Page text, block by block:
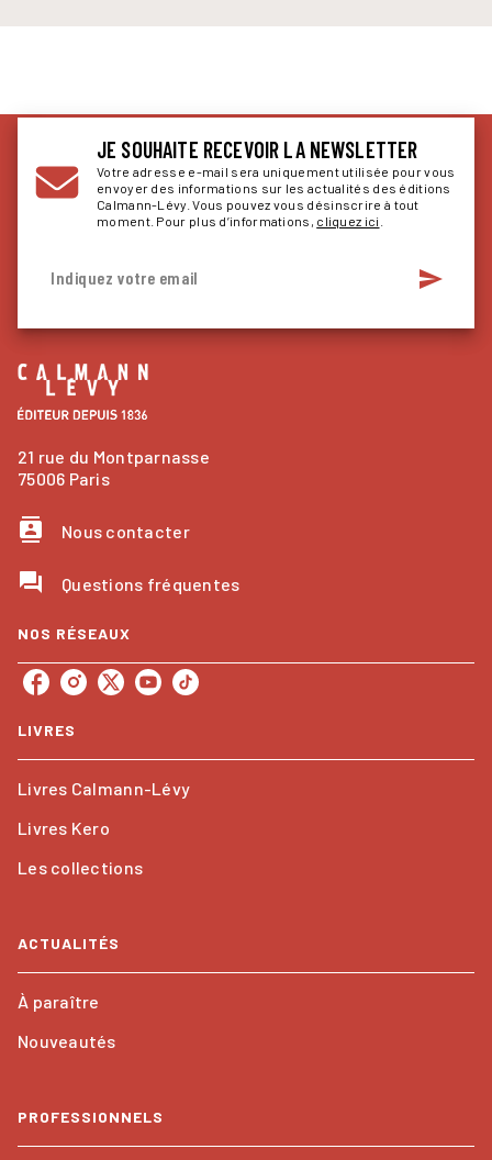
JE SOUHAITE RECEVOIR LA NEWSLETTER
Votre adresse e-mail sera uniquement utilisée pour vous
envoyer des informations sur les actualités des éditions
Calmann-Lévy. Vous pouvez vous désinscrire à tout
moment. Pour plus d’informations, cliquez ici
Indiquez votre email send
21 rue du Montparnasse
75006 Paris
contacts Nous contacter
question_answer Questions fréquentes
NOS RÉSEAUX
LIVRES
Livres Calmann-Lévy
Livres Kero
Les collections
ACTUALITÉS
À paraître
Nouveautés
PROFESSIONNELS